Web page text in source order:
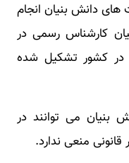
دانش بنیان انجام
کارشناس رسمی در
در کشور تشکیل شده
بنیان می توانند در
منعی ندارد.